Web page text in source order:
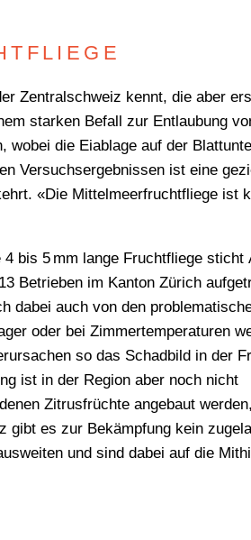
Zentralschweiz kennt, die aber
starken Befall zur Entlaubung
wobei die Eiablage auf der
Versuchsergebnissen ist eine
«Die Mittelmeerfruchtfliege ist
bis 5 mm lange Fruchtfliege sticht
Betrieben im Kanton Zürich
dabei auch von den
oder bei Zimmertemperaturen
so das Schadbild in der
ist in der Region aber noch nicht
Zitrusfrüchte angebaut
gibt es zur Bekämpfung kein
und sind dabei auf die